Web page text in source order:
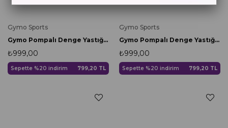
Gymo Sports
Gymo Pompalı Denge Yastığı Balance Disk Denge Pedi 33cm Yeşil
₺999,00
Sepette %20 indirim 799,20 TL
Gymo Sports
Gymo Pompalı Denge Yastığı Balance Disk Denge Pedi 33cm Siyah
₺999,00
Sepette %20 indirim 799,20 TL